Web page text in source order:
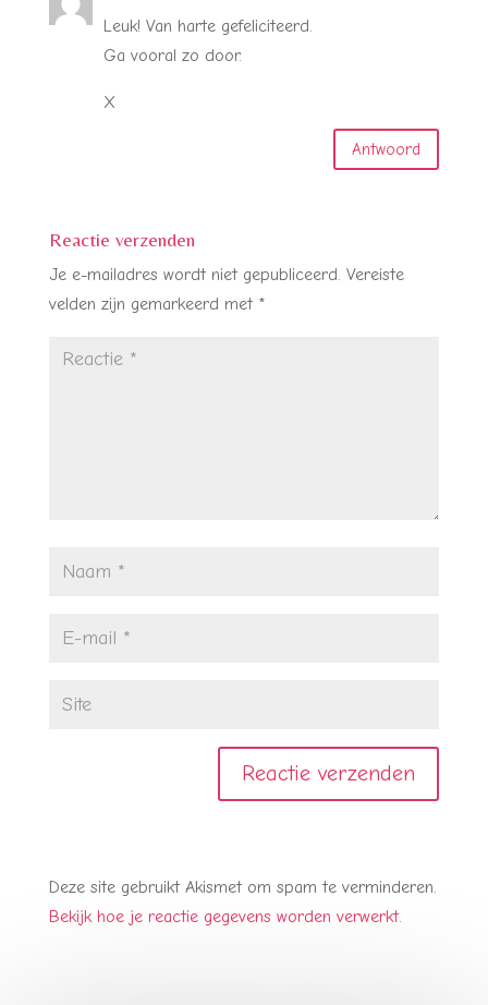
Leuk! Van harte gefeliciteerd.
Ga vooral zo door.
X
Antwoord
Reactie verzenden
Je e-mailadres wordt niet gepubliceerd. Vereiste
velden zijn gemarkeerd met *
Deze site gebruikt Akismet om spam te verminderen.
Bekijk hoe je reactie gegevens worden verwerkt.